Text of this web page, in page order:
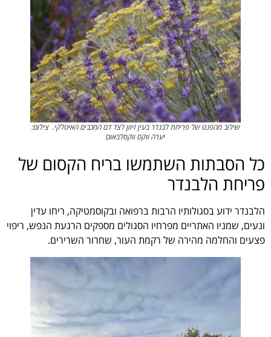
שילוב מהפנט של פריחת לבנדר בעין זיוון לצד דם המכבים האיטלקי. צילום:
יערה ווקס ווקסלבאום
כל הסבתות השתמשו בריח הקסום של
פריחת הלבנדר
הלבנדר ידוע בסגולותיו הרבות ברפואה ובקוסמטיקה, ריחו עדין
ונעים, שמניו האתריים מפרחיו הסגולים מספקים הרגעת הנפש, ריפוי
פצעים והחלמה מהירה של רקמת העור, שחרור השרירים.